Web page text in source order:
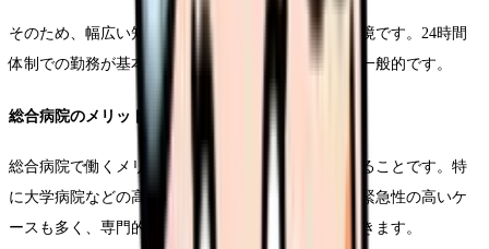
そのため、幅広い知識と経験を積むことができる環境です。24時間
体制での勤務が基本となり、シフト制で働くことが一般的です。
総合病院のメリット
総合病院で働くメリットは、様々な症例を経験できることです。特
に大学病院などの高次医療機関では、珍しい症例や緊急性の高いケ
ースも多く、専門的なスキルを身につけることができます。